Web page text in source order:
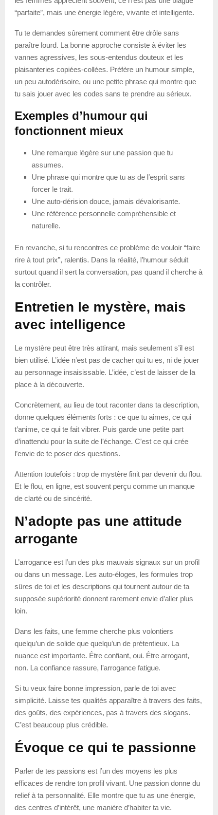
“parfaite”, mais une énergie légère, vivante et intelligente.
Tu te demandes sûrement comment être drôle sans
paraître lourd. La bonne approche consiste à éviter les
vannes agressives, les sous-entendus douteux et les
plaisanteries copiées-collées. Préfère un humour simple,
un peu autodérisoire, ou une petite phrase qui montre que
tu sais jouer avec les codes sans te prendre au sérieux.
Exemples d’humour qui
fonctionnent mieux
Une remarque légère sur une passion que tu
assumes.
Une phrase qui montre que tu as de l’esprit sans
forcer le trait.
Une auto-dérision douce, jamais dévalorisante.
Une référence personnelle compréhensible et
naturelle.
En revanche, si tu rencontres ce problème de vouloir “faire
rire à tout prix”, ralentis. Dans la réalité, l’humour séduit
surtout quand il sert la conversation, pas quand il cherche à
la contrôler.
Entretien le mystère, mais
avec intelligence
Le mystère peut être très attirant, mais seulement s’il est
bien utilisé. L’idée n’est pas de cacher qui tu es, ni de jouer
au personnage insaisissable. L’idée, c’est de laisser de la
place à la découverte.
Concrètement, au lieu de tout raconter dans ta description,
donne quelques éléments forts : ce que tu aimes, ce qui
t’anime, ce qui te fait vibrer. Puis garde une petite part
d’inattendu pour la suite de l’échange. C’est ce qui crée
l’envie de te poser des questions.
Attention toutefois : trop de mystère finit par devenir du flou.
Et le flou, en ligne, est souvent perçu comme un manque
de clarté ou de sincérité.
N’adopte pas une attitude
arrogante
L’arrogance est l’un des plus mauvais signaux sur un profil
ou dans un message. Les auto-éloges, les formules trop
sûres de toi et les descriptions qui tournent autour de ta
supposée supériorité donnent rarement envie d’aller plus
loin.
Dans les faits, une femme cherche plus volontiers
quelqu’un de solide que quelqu’un de prétentieux. La
nuance est importante. Être confiant, oui. Être arrogant,
non. La confiance rassure, l’arrogance fatigue.
Si tu veux faire bonne impression, parle de toi avec
simplicité. Laisse tes qualités apparaître à travers des faits,
des goûts, des expériences, pas à travers des slogans.
C’est beaucoup plus crédible.
Évoque ce qui te passionne
Parler de tes passions est l’un des moyens les plus
efficaces de rendre ton profil vivant. Une passion donne du
relief à ta personnalité. Elle montre que tu as une énergie,
des centres d’intérêt, une manière d’habiter ta vie.